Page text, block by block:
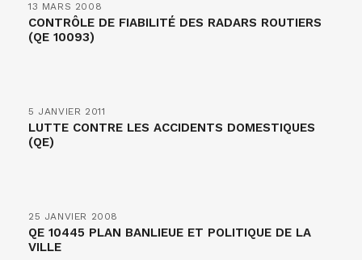
13 MARS 2008
CONTRÔLE DE FIABILITÉ DES RADARS ROUTIERS
(QE 10093)
5 JANVIER 2011
LUTTE CONTRE LES ACCIDENTS DOMESTIQUES
(QE)
25 JANVIER 2008
QE 10445 PLAN BANLIEUE ET POLITIQUE DE LA
VILLE